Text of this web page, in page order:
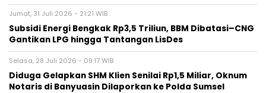
Jumat, 31 Juli 2026 - 21:21 WIB
Subsidi Energi Bengkak Rp3,5 Triliun, BBM Dibatasi–CNG
Gantikan LPG hingga Tantangan LisDes
Selasa, 28 Juli 2026 - 09:17 WIB
Diduga Gelapkan SHM Klien Senilai Rp1,5 Miliar, Oknum
Notaris di Banyuasin Dilaporkan ke Polda Sumsel ‎